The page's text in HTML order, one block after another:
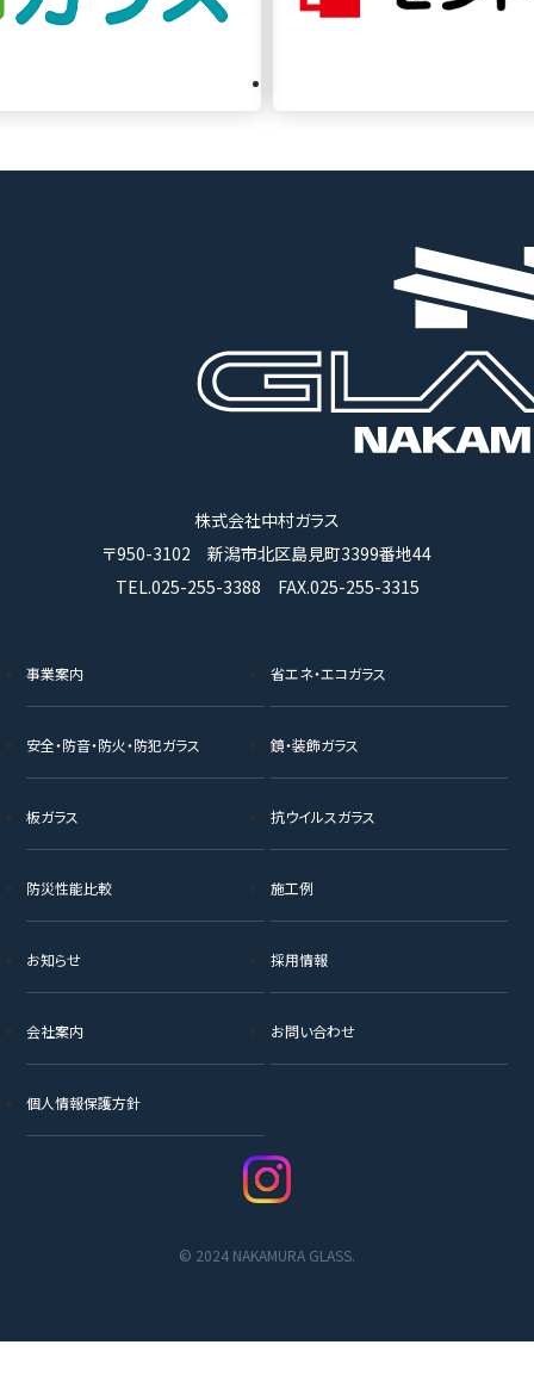
株式会社中村ガラス
〒950-3102 新潟市北区島見町3399番地44
TEL.025-255-3388 FAX.025-255-3315
事業案内 省エネ・エコガラス
安全・防音・防火・防犯ガラス 鏡・装飾ガラス
板ガラス 抗ウイルスガラス
防災性能比較 施工例
お知らせ 採用情報
会社案内 お問い合わせ
個人情報保護方針
© 2024 NAKAMURA GLASS.